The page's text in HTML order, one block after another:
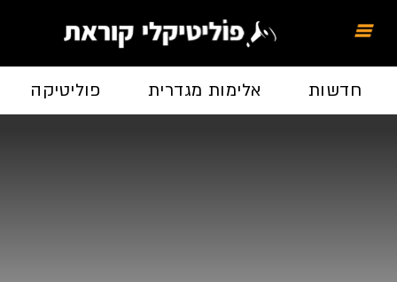
חדשות אלימות מגדרית פוליטיקה